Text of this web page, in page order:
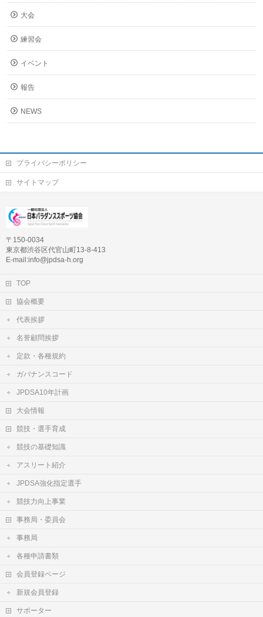
大会
練習会
イベント
報告
NEWS
プライバシーポリシー
サイトマップ
〒150-0034
東京都渋谷区代官山町13-8-413
E-mail:info@jpdsa-h.org
TOP
協会概要
代表挨拶
名誉顧問挨拶
定款・各種規約
ガバナンスコード
JPDSA10年計画
大会情報
競技・選手育成
競技の基礎知識
アスリート紹介
JPDSA強化指定選手
競技力向上事業
事務局・委員会
事務局
各種申請書類
会員登録ページ
新規会員登録
サポーター